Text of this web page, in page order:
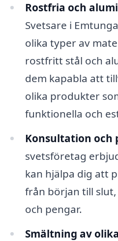
Rostfria och
Svetsare i
olika typer av
rostfritt stål och
dem kapabla att
olika produkter
funktionella och
Konsultation och
svetsföretag
kan hjälpa dig att
från början till
och pengar.
Smältning av